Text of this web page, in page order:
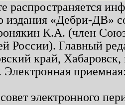
распространяется
издания «Дебри-ДВ»
К.А. (член
России). Главный
край,
Электронная
электронного